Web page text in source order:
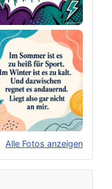
Alle Fotos anzeigen